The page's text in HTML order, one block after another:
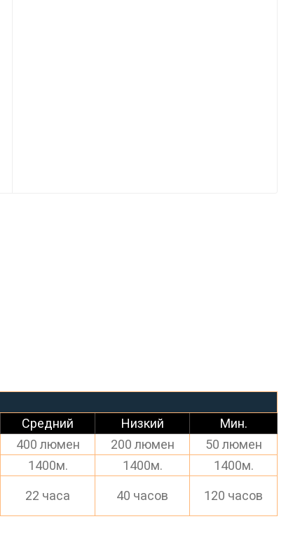
Средний Низкий
Мин.
400 люмен 200 люмен
50 люмен
1400м. 1400м. 1400м.
22 часа 40 часов 120 часов